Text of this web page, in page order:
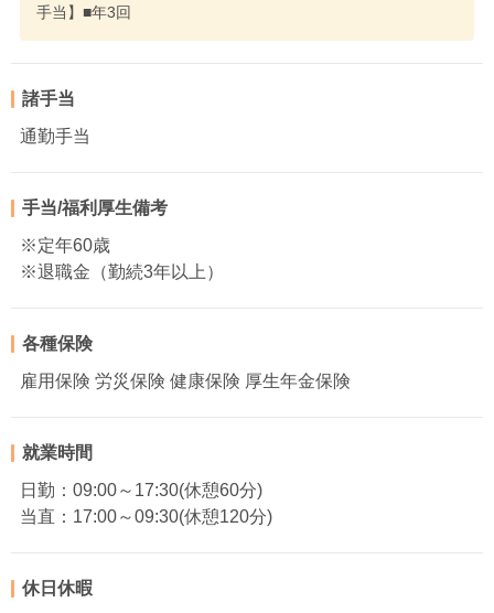
手当】■年3回
諸手当
通勤手当
手当/福利厚生備考
※定年60歳
※退職金（勤続3年以上）
各種保険
雇用保険 労災保険 健康保険 厚生年金保険
就業時間
日勤：09:00～17:30(休憩60分)
当直：17:00～09:30(休憩120分)
休日休暇